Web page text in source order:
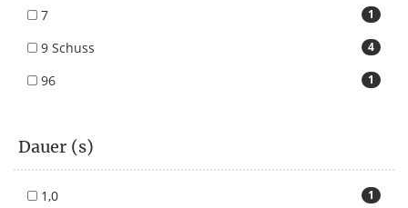
1
7
4
9 Schuss
1
96
Dauer (s)
1
1,0